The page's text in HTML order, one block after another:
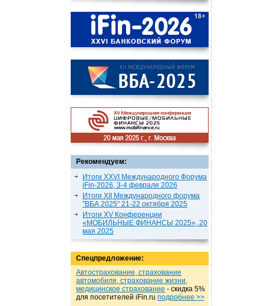
Рекомендуем:
Итоги XXVI Международного Форума
iFin-2026, 3-4 февраля 2026
Итоги XII Международного форума
"ВБА 2025" 21-22 октября 2025
Итоги XV Конференции
«МОБИЛЬНЫЕ ФИНАНСЫ 2025», 20
мая 2025
Спецпредложение:
Автострахование, страхование
автомобиля, страхование жизни,
медицинское страхование - cкидка 5%
для посетителей iFin.ru подробнеe >>